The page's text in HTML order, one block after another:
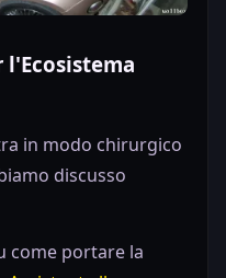
in modo chirurgico
discusso
come portare la